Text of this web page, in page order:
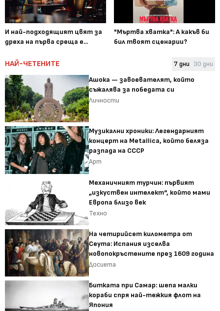
И най-подходящият цвят за
дреха на първа среща е...
"Мъртва хватка": А какъв би
бил твоят сценарии?
НАЙ-ЧЕТЕНИТЕ 7 дни 30 дни
Ашока — завоевателят, който
съжалява за победата си
Личности
Музикални хроники: Легендарният
концерт на Metallica, който беляза
разпада на СССР
Арт
Механичният турчин: първият
„изкуствен интелект“, който мами
Европа близо век
Техно
На четирийсет километра от
Сеута: Испания изселва
новопокръстените през 1609 година
Досиета
Битката при Самар: шепа малки
кораби спря най-тежкия флот на
Япония